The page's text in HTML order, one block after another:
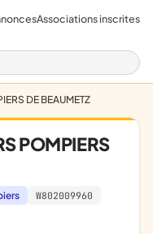
Associations inscrites
DE BEAUMETZ
POMPIERS
W802009960